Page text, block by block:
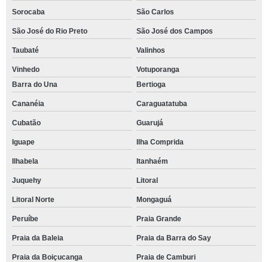
Sorocaba São Carlos
São José do Rio Preto São José dos Campos
Taubaté Valinhos
Vinhedo
Votuporanga
Barra do Una
Bertioga
Cananéia Caraguatatuba
Cubatão Guarujá
Iguape Ilha Comprida
Ilhabela Itanhaém
Juquehy Litoral
Litoral Norte Mongaguá
Peruíbe Praia Grande
Praia da Baleia Praia da Barra do Say
Praia da Boiçucanga Praia de Camburi